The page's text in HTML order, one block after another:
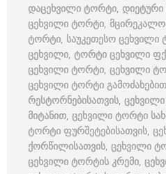
დაცეხვილი ტორტი,
ცეხვილი ტორტი,
ტორტი, საუკეთესო ცეხვილი
ცეხვილი, ტორტი ცეხვილი
ცეხვილი ტორტი, ცეხვილი
ცეხვილი ტორტი გამოძახებით
რესტორნებისათვის,
მიტანით, ცეხვილი ტორტი
ტორტი ფურშეტებისათვის,
ქორწილისათვის, ცეხვილი
ცეხვილი ტორტის კრემი,